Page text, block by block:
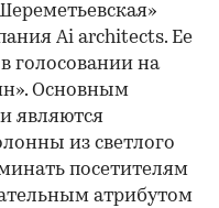
Ai architects. Ее
голосовании на
Основным
являются
из светлого
посетителям
атрибутом